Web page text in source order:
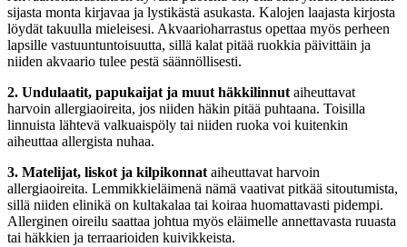
sijasta monta kirjavaa ja lystikästä asukasta. Kalojen laajasta kirjosta
löydät takuulla mieleisesi. Akvaarioharrastus opettaa myös perheen
lapsille vastuuntuntoisuutta, sillä kalat pitää ruokkia päivittäin ja
niiden akvaario tulee pestä säännöllisesti.
2. Undulaatit, papukaijat ja muut häkkilinnut aiheuttavat
harvoin allergiaoireita, jos niiden häkin pitää puhtaana. Toisilla
linnuista lähtevä valkuaispöly tai niiden ruoka voi kuitenkin
aiheuttaa allergista nuhaa.
3. Matelijat, liskot ja kilpikonnat aiheuttavat harvoin
allergiaoireita. Lemmikkieläimenä nämä vaativat pitkää sitoutumista,
sillä niiden elinikä on kultakalaa tai koiraa huomattavasti pidempi.
Allerginen oireilu saattaa johtua myös eläimelle annettavasta ruuasta
tai häkkien ja terraarioiden kuivikkeista.